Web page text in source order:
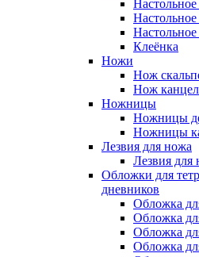
Клеёнка
Ножи
Нож
Нож
Ножницы
Ножницы
Ножницы
Лезвия для ножа
Лезвия для
Обложки для
дневников
Обложка
Обложка
Обложка
Обложка